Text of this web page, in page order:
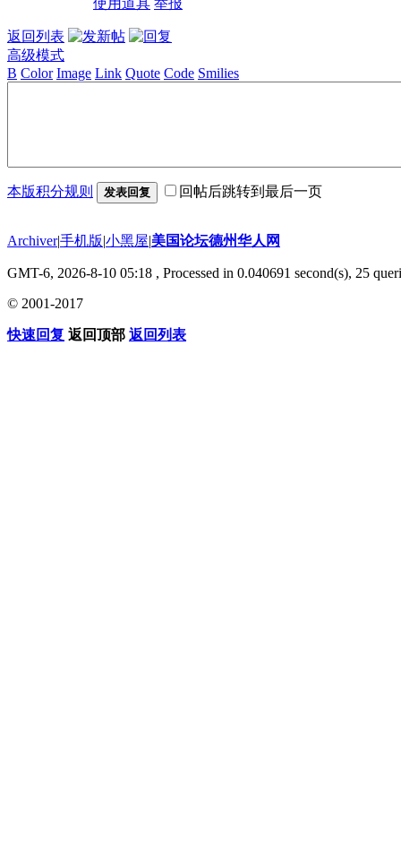
返回列表
高级模式
B Color Image Link Quote Code Smilies
本版积分规则 发表回复 回帖后跳转到最后一页
Archiver|手机版|小黑屋|美国论坛德州华人网
GMT-6, 2026-8-10 05:18 , Processed in 0.040691 second(s), 25
© 2001-2017
快速回复 返回顶部 返回列表